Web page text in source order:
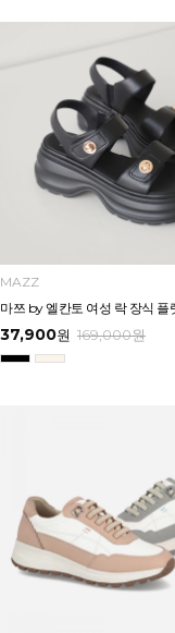
MAZZ
37,900원 169,000원